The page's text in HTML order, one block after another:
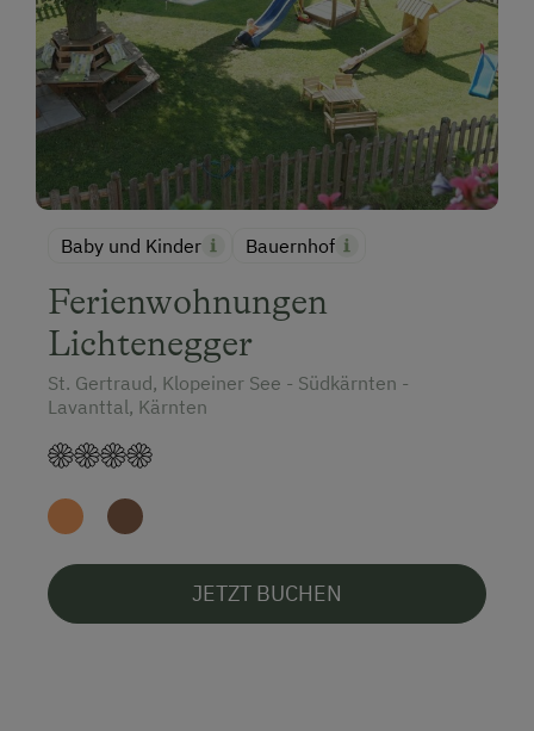
Baby und Kinder Bauernhof
Ferienwohnungen
Lichtenegger
St. Gertraud, Klopeiner See - Südkärnten -
Lavanttal, Kärnten
JETZT BUCHEN